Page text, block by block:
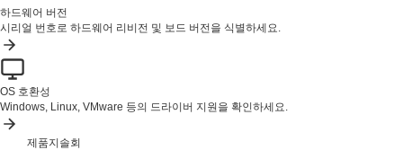
하드웨어 버전
시리얼 번호로 하드웨어 리비전 및 보드 버전을 식별하세요.
OS 호환성
Windows, Linux, VMware 등의 드라이버 지원을 확인하세요.
제품지 솔회